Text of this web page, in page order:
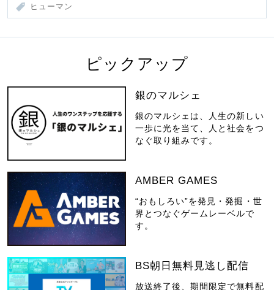
ヒューマン
ピックアップ
銀のマルシェ
銀のマルシェは、人生の新しい
一歩に光を当て、人と社会をつ
なぐ取り組みです。
AMBER GAMES
“おもしろい”を発見・発掘・世
界とつなぐゲームレーベルで
す。
BS朝日無料見逃し配信
放送終了後、期間限定で無料配